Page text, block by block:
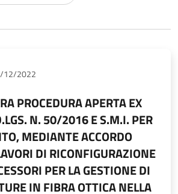
12/2022
PROCEDURA APERTA EX
N. 50/2016 E S.M.I. PER
MEDIANTE ACCORDO
DI RICONFIGURAZIONE
PER LA GESTIONE DI
IN FIBRA OTTICA NELLA